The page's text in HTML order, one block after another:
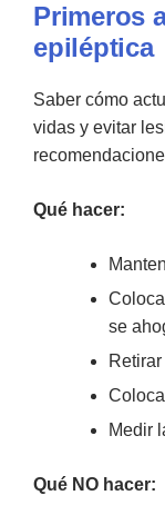
Primeros
epiléptica
Saber cómo
vidas y evitar
Qué hacer:
se
Medir
Qué NO hacer: